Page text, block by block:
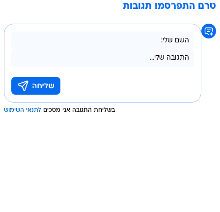
טרם התפרסמו תגובות
בשליחת התגובה אני מסכים לתנאי השימוש